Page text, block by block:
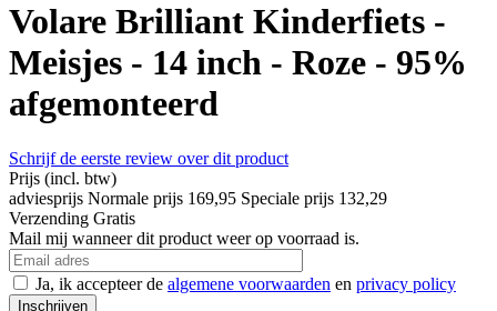
Volare Brilliant Kinderfiets -
Meisjes - 14 inch - Roze - 95%
afgemonteerd
Schrijf de eerste review over dit product
Prijs (incl. btw)
adviesprijs Normale prijs 169,95 Speciale prijs 132,29
Verzending Gratis
Mail mij wanneer dit product weer op voorraad is.
Ja, ik accepteer de algemene voorwaarden en privacy policy
Inschrijven